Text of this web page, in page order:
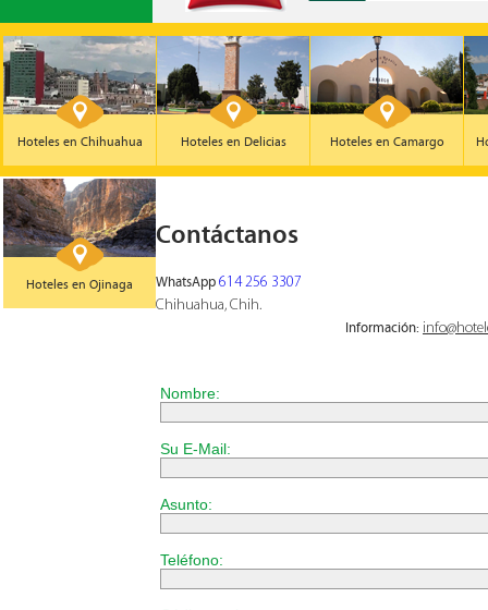
Hoteles en Chihuahua Hoteles en Delicias Hoteles en Camargo
Hoteles en Ojinaga
Contáctanos
WhatsApp 614 256 3307
Chihuahua, Chih.
Información: